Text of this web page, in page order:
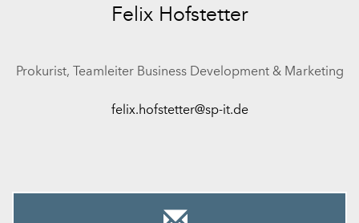
Felix Hofstetter
Prokurist, Teamleiter Business Development & Marketing
felix.hofstetter@sp-it.de